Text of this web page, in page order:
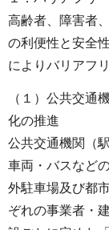
高齢者、障害者
の利便性と安全
によりバリアフ
（１）公共交通
化の推進
公共交通機関（
車両・バスなど
外駐車場及び都
ぞれの事業者・